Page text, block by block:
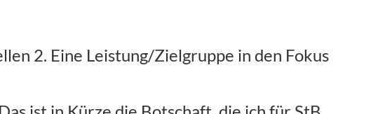
2. Eine Leistung/Zielgruppe in den Fokus